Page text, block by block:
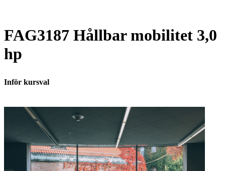
FAG3187 Hållbar mobilitet 3,0
hp
Inför kursval